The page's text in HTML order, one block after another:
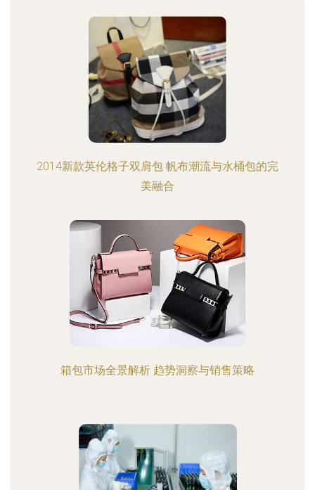
2014新款英伦格子双肩包 帆布潮流与水桶包的完
美融合
箱包市场全景解析 趋势洞察与销售策略